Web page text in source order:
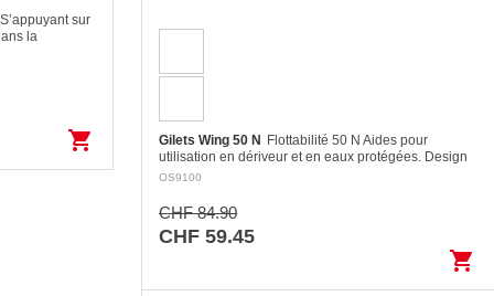
S’appuyant sur
la
et
shopping_cart Gilets Wing 50 N Flottabilité 50 N Aides pour
utilisation en dériveur et en eaux protégées. Design
moderne avec une coupe très courte permettant de
OS9100
CHF 84.90
CHF 59.45
shopping_cart